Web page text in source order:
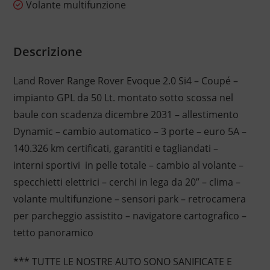
Volante multifunzione
Descrizione
Land Rover Range Rover Evoque 2.0 Si4 – Coupé –
impianto GPL da 50 Lt. montato sotto scossa nel
baule con scadenza dicembre 2031 – allestimento
Dynamic – cambio automatico – 3 porte – euro 5A –
140.326 km certificati, garantiti e tagliandati –
interni sportivi in pelle totale – cambio al volante –
specchietti elettrici – cerchi in lega da 20” – clima –
volante multifunzione – sensori park – retrocamera
per parcheggio assistito – navigatore cartografico –
tetto panoramico
*** TUTTE LE NOSTRE AUTO SONO SANIFICATE E